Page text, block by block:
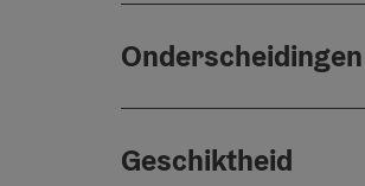
Onderscheidingen
Geschiktheid